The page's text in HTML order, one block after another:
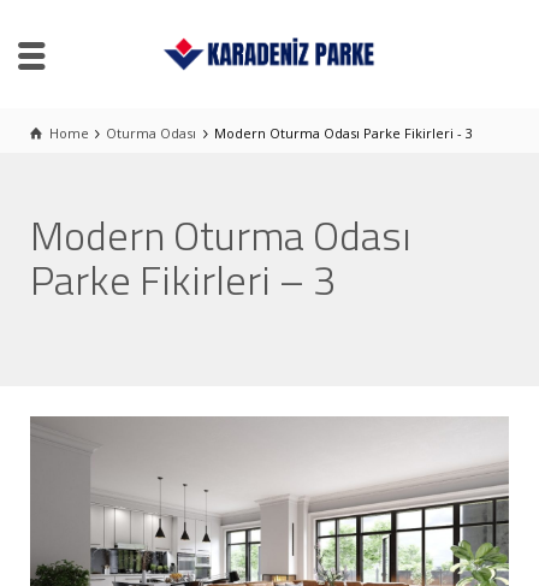
Home Oturma Odası Modern Oturma Odası Parke Fikirleri - 3
Modern Oturma Odası
Parke Fikirleri – 3